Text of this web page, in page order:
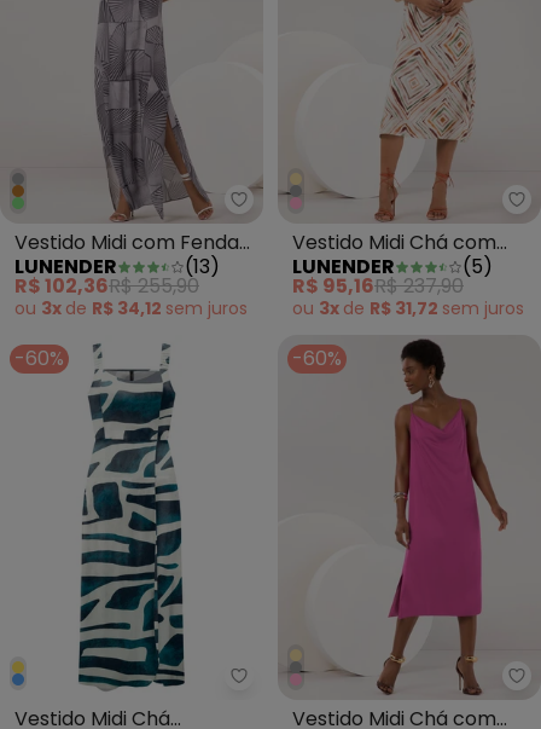
Lunender - Vestido Midi com
Vestido Midi com Fendas
Laterais Cinza
LUNENDER (13)
R$ 102,36R$ 255,90
ou 3x de R$ 34,12 sem juros
Vestido Midi Chá com
Alças Finas Branco
LUNENDER (5)
R$ 95,16R$ 237,90
ou 3x de R$ 31,72 sem juros
-60%
Lunender - Vestido Midi Chá
Vestido Midi Chá
-60%
Vestido Midi Chá com